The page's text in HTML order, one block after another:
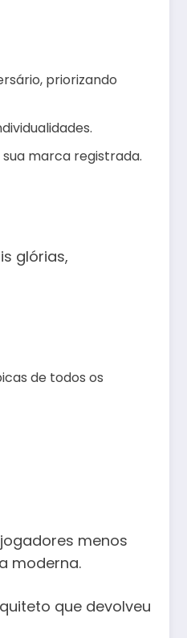
priorizando
marca registrada.
glórias,
de todos os
menos
moderna.
que devolveu